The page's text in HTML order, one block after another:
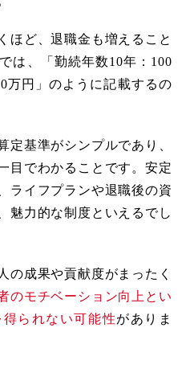
ほど、退職金も増えること
は、「勤続年数10年：100
万円」のように記載するの
定基準がシンプルであり、
目でわかることです。安定
ライフプランや退職後の資
魅力的な制度といえるでし
の成果や貢献度がまったく
のモチベーション向上とい
られない可能性がありま